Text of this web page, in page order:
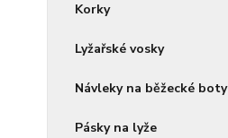
Korky
Lyžařské vosky
Návleky na běžecké boty
Pásky na lyže